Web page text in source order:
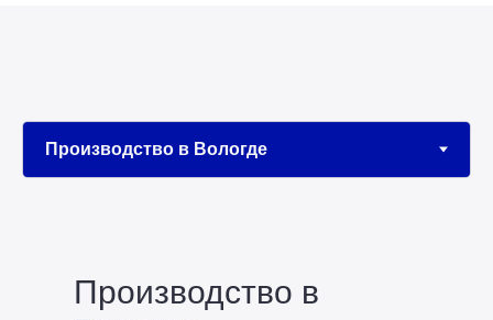
Производство в